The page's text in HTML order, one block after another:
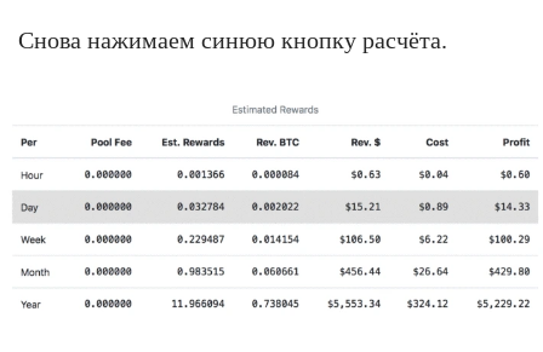
Снова нажимаем синюю кнопку расчёта.